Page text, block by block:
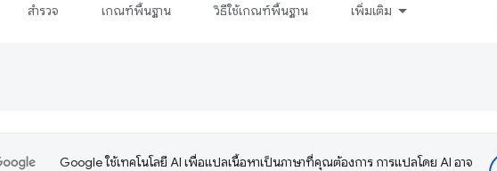
สำรวจ เกณฑ์พื้นฐาน วิธีใช้เกณฑ์พื้นฐาน เพิ่มเติม
Google ใช้เทคโนโลยี AI เพื่อแปลเนื้อหาเป็นภาษาที่คุณต้องการ การแปลโดย AI อาจ